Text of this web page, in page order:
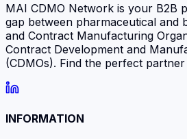
MAI CDMO Network is your B2B
gap between pharmaceutical and
and Contract Manufacturing
Contract Development and
(CDMOs). Find the perfect
INFORMATION